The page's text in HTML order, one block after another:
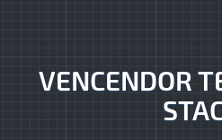
VENCENDOR